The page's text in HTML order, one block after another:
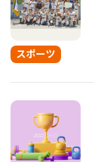
スポーツ